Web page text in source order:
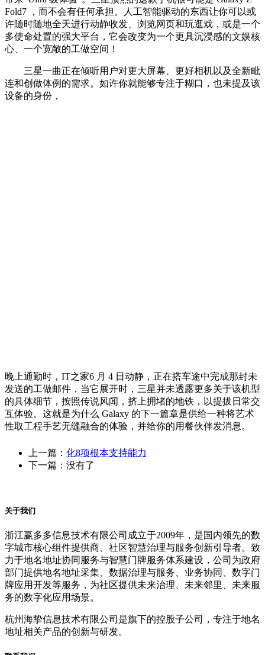
Fold7 ，而不会有任何承担。人工智能驱动的东西让你可以或
许随时随地全天进行动静收发、浏览网页和玩逛戏，或是一个
多使命处置的强大平台，它会改变为一个更具沉浸感的文娱核
心、一个宽敞的工做空间！
三星一曲正在倾听用户对更大屏幕、更好相机以及全新毗
连和创做体例的需求。如许你就能够专注于糊口，也未提及该
设备的身份，
晚上通勤时，IT之家6 月 4 日动静，正在搭车途中完成那封未
发送的工做邮件，当它展开时，三星并未透露更多关于该机型
的具体细节，按照传说风闻，挤上拥堵的地铁，以提拔日常交
互体验。这就是为什么 Galaxy 的下一篇章是供给一种将艺术
性取工程手艺无缝融合的体验，并给你的用餐伙伴发消息。
上一篇： 化8项根本支持能力
下一篇：没有了
关于我们
浙江赢多多信息技术有限公司成立于2009年，是国内领先的数
字城市核心组件提供商、社区智慧治理与服务创新引导者。致
力于地名地址协同服务与智慧门牌服务体系建设，公司为政府
部门提供地名地址采集、数据治理与服务、业务协同、数字门
牌应用开发等服务，为社区提供未来治理、未来邻里、未来服
务的数字化应用场景。
杭州海挚信息技术有限公司是旗下的控股子公司，专注于地名
地址相关产品的创新与研发。